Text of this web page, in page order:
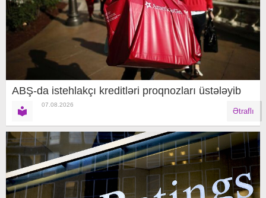
ABŞ-da istehlakçı kreditləri proqnozları üstələyib
07.08.2026
Ətraflı